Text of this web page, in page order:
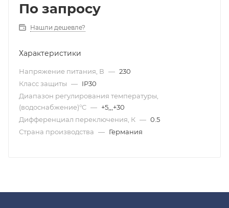
По запросу
Нашли дешевле?
Характеристики
Напряжение питания, В — 230
Класс защиты — IP30
Диапазон регулирования температуры,
(водоснабжение)°C — +5,,,+30
Дифференциал переключения, К — 0.5
Страна производства — Германия